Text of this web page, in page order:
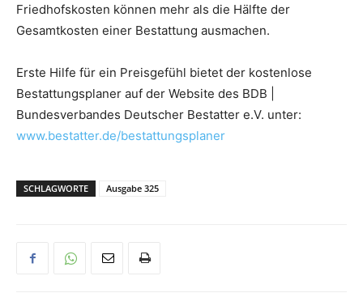
Friedhofskosten können mehr als die Hälfte der
Gesamtkosten einer Bestattung ausmachen.
Erste Hilfe für ein Preisgefühl bietet der kostenlose
Bestattungsplaner auf der Website des BDB |
Bundesverbandes Deutscher Bestatter e.V. unter:
www.bestatter.de/bestattungsplaner
SCHLAGWORTE Ausgabe 325